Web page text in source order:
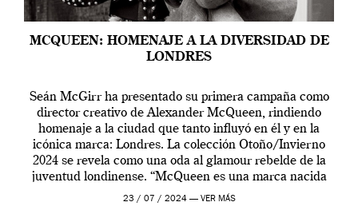
MCQUEEN: HOMENAJE A LA DIVERSIDAD DE
LONDRES
Seán McGirr ha presentado su primera campaña como
director creativo de Alexander McQueen, rindiendo
homenaje a la ciudad que tanto influyó en él y en la
icónica marca: Londres. La colección Otoño/Invierno
2024 se revela como una oda al glamour rebelde de la
juventud londinense. “McQueen es una marca nacida
en Londres y siempre ha […]
23 / 07 / 2024 — VER MÁS